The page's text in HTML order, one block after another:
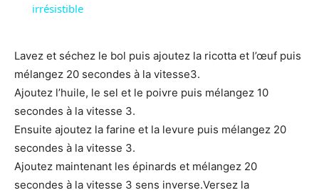
irrésistible
Lavez et séchez le bol puis ajoutez la ricotta et l’œuf puis
mélangez 20 secondes à la vitesse3.
Ajoutez l’huile, le sel et le poivre puis mélangez 10
secondes à la vitesse 3.
Ensuite ajoutez la farine et la levure puis mélangez 20
secondes à la vitesse 3.
Ajoutez maintenant les épinards et mélangez 20
secondes à la vitesse 3 sens inverse.Versez la